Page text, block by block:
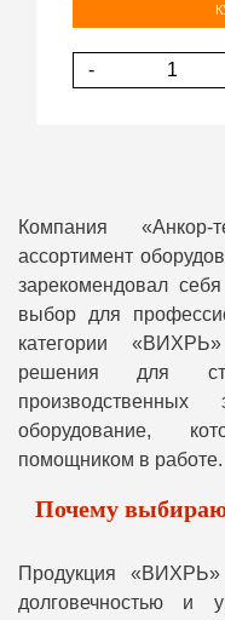
-
Компания «Анкор-
ассортимент
зарекомендовал
выбор для
категории
решения для
оборудование,
помощником в работе.
Почему
Продукция «ВИХРЬ»
долговечностью и